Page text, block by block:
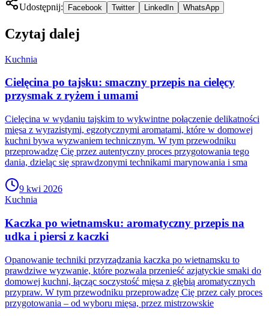
Udostępnij: Facebook Twitter LinkedIn WhatsApp
Czytaj dalej
Kuchnia
Cielęcina po tajsku: smaczny przepis na cielęcy
przysmak z ryżem i umami
Cielęcina w wydaniu tajskim to wykwintne połączenie delikatności
mięsa z wyrazistymi, egzotycznymi aromatami, które w domowej
kuchni bywa wyzwaniem technicznym. W tym przewodniku
przeprowadzę Cię przez autentyczny proces przygotowania tego
dania, dzieląc się sprawdzonymi technikami marynowania i sma
9 kwi 2026
Kuchnia
Kaczka po wietnamsku: aromatyczny przepis na
udka i piersi z kaczki
Opanowanie techniki przyrządzania kaczka po wietnamsku to
prawdziwe wyzwanie, które pozwala przenieść azjatyckie smaki do
domowej kuchni, łącząc soczystość mięsa z głębią aromatycznych
przypraw. W tym przewodniku przeprowadzę Cię przez cały proces
przygotowania – od wyboru mięsa, przez mistrzowskie